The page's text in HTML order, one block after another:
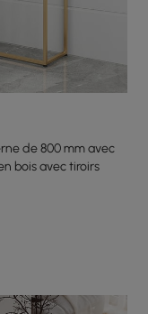
de 800 mm avec
bois avec tiroirs